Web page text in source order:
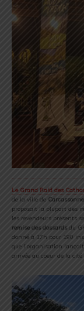
Le Grand Raid des
de la ville de Carcassonne
proposait la plupart des
les revendeurs présents
remise des dossards du
donné à 17h pour 190
que l’organisation
arrivée au coeur de la